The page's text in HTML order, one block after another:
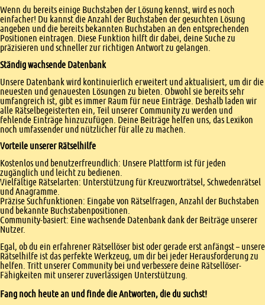
Wenn du bereits einige Buchstaben der Lösung kennst, wird es noch
einfacher! Du kannst die Anzahl der Buchstaben der gesuchten Lösung
angeben und die bereits bekannten Buchstaben an den entsprechenden
Positionen eintragen. Diese Funktion hilft dir dabei, deine Suche zu
präzisieren und schneller zur richtigen Antwort zu gelangen.
Ständig wachsende Datenbank
Unsere Datenbank wird kontinuierlich erweitert und aktualisiert, um dir die
neuesten und genauesten Lösungen zu bieten. Obwohl sie bereits sehr
umfangreich ist, gibt es immer Raum für neue Einträge. Deshalb laden wir
alle Rätselbegeisterten ein, Teil unserer Community zu werden und
fehlende Einträge hinzuzufügen. Deine Beiträge helfen uns, das Lexikon
noch umfassender und nützlicher für alle zu machen.
Vorteile unserer Rätselhilfe
Kostenlos und benutzerfreundlich: Unsere Plattform ist für jeden
zugänglich und leicht zu bedienen.
Vielfältige Rätselarten: Unterstützung für Kreuzworträtsel, Schwedenrätsel
und Anagramme.
Präzise Suchfunktionen: Eingabe von Rätselfragen, Anzahl der Buchstaben
und bekannte Buchstabenpositionen.
Community-basiert: Eine wachsende Datenbank dank der Beiträge unserer
Nutzer.
Egal, ob du ein erfahrener Rätsellöser bist oder gerade erst anfängst – unsere
Rätselhilfe ist das perfekte Werkzeug, um dir bei jeder Herausforderung zu
helfen. Tritt unserer Community bei und verbessere deine Rätsellöser-
Fähigkeiten mit unserer zuverlässigen Unterstützung.
Fang noch heute an und finde die Antworten, die du suchst!